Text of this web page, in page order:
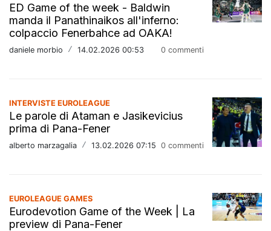
ED Game of the week - Baldwin
manda il Panathinaikos all'inferno:
colpaccio Fenerbahce ad OAKA!
daniele morbio / 14.02.2026 00:53 0 commenti
INTERVISTE EUROLEAGUE
Le parole di Ataman e Jasikevicius
prima di Pana-Fener
alberto marzagalia / 13.02.2026 07:15 0 commenti
EUROLEAGUE GAMES
Eurodevotion Game of the Week | La
preview di Pana-Fener